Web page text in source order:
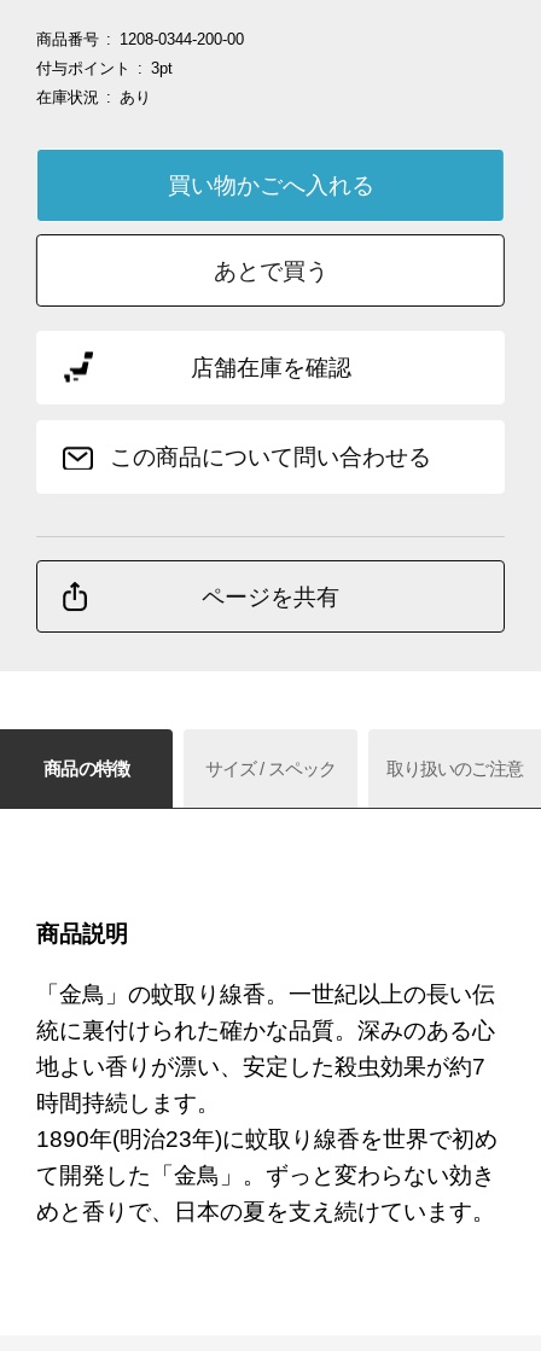
商品番号
1208-0344-200-00
付与ポイント
3pt
在庫状況
あり
あとで買う
店舗在庫を確認
この商品について問い合わせる
ページを共有
商品の特徴 サイズ / スペック 取り扱いのご注意
商品説明
「金鳥」の蚊取り線香。一世紀以上の長い伝
統に裏付けられた確かな品質。深みのある心
地よい香りが漂い、安定した殺虫効果が約7
時間持続します。
1890年(明治23年)に蚊取り線香を世界で初め
て開発した「金鳥」。ずっと変わらない効き
めと香りで、日本の夏を支え続けています。